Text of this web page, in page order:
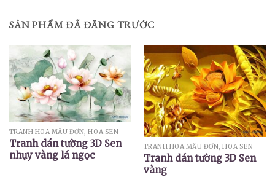
SẢN PHẨM ĐÃ ĐĂNG TRƯỚC
TRANH HOA MẪU ĐƠN, HOA SEN
Tranh dán tường 3D Sen
nhụy vàng lá ngọc
TRANH HOA MẪU ĐƠN, HOA SEN
Tranh dán tường 3D Sen
vàng